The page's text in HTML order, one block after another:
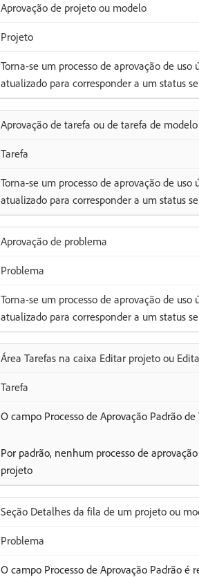
Aprovação de projeto ou modelo
Projeto
Torna-se um processo de aprovação de
atualizado para corresponder a um status
Aprovação de tarefa ou de tarefa de modelo
Tarefa
Torna-se um processo de aprovação de
atualizado para corresponder a um status
Aprovação de problema
Problema
Torna-se um processo de aprovação de
atualizado para corresponder a um status
Área Tarefas na caixa Editar projeto ou
Tarefa
O campo Processo de Aprovação Padrão
Por padrão, nenhum processo de
projeto
Seção Detalhes da fila de um projeto ou
Problema
O campo Processo de Aprovação Padrão é